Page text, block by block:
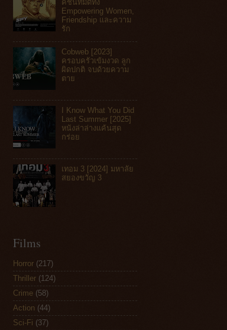
คชันที่มีดีทั้ง
Empowering Women,
Friendship และความ
รัก
Cobweb [2023]
ครอบครัวเข้มงวด ลูก
ผิดปกติ จบด้วยความ
ตาย
I Know What You Did
Last Summer [2025]
หนังล่าล่างแค้นสุด
กร่อย
เทอม 3 [2024] มหาลัย
สยองขวัญ 3
Films
Horror (217)
Thriller (124)
Crime (58)
Action (44)
Sci-Fi (37)